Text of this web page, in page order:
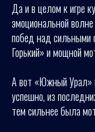
Да и в целом к игре
эмоциональной
побед над сильными
Горький» и мощной
А вот «Южный Урал»
успешно, из
тем сильнее была